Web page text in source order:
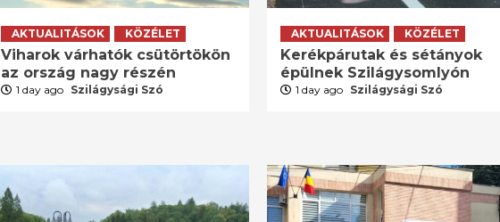
AKTUALITÁSOK KÖZÉLET
Viharok várhatók csütörtökön
az ország nagy részén
1 day ago Szilágysági Szó
AKTUALITÁSOK KÖZÉLET
Kerékpárutak és sétányok
épülnek Szilágysomlyón
1 day ago Szilágysági Szó